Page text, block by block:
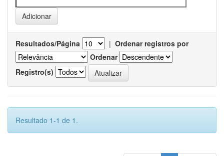
Resultados/Página | Ordenar registros por
Ordenar
Registro(s)
Resultado 1-1 de 1.